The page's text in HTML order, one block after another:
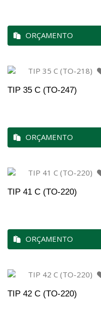
ORÇAMENTO
TIP 35 C (TO-247)
ORÇAMENTO
TIP 41 C (TO-220)
ORÇAMENTO
TIP 42 C (TO-220)